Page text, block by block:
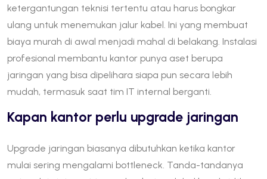
ketergantungan teknisi tertentu atau harus bongkar
ulang untuk menemukan jalur kabel. Ini yang membuat
biaya murah di awal menjadi mahal di belakang. Instalasi
profesional membantu kantor punya aset berupa
jaringan yang bisa dipelihara siapa pun secara lebih
mudah, termasuk saat tim IT internal berganti.
Kapan kantor perlu upgrade jaringan
Upgrade jaringan biasanya dibutuhkan ketika kantor
mulai sering mengalami bottleneck. Tanda-tandanya